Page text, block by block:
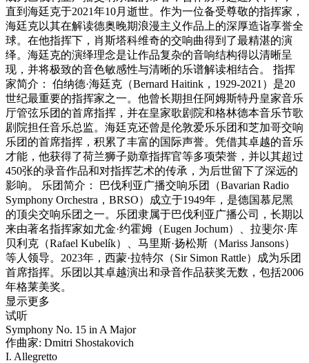
直到海廷克于2021年10月逝世。作为一位备受尊敬的指挥家，
海廷克以其在解读德奥晚期浪漫主义作品上的深厚造诣享誉全
球。在他指挥下，肖斯塔科维奇的交响曲得到了最精湛的演
绎。海廷克的演绎理念是让作品复杂的音响结构得以清晰呈
现，并将极致的音色敏感性与清晰的乐谱解读相结合。 指挥
家简介： 伯纳德·海廷克（Bernard Haitink，1929-2021）是20
世纪最重要的指挥家之一。他曾长期担任阿姆斯特丹皇家音乐
厅管弦乐团的首席指挥，并在皇家歌剧院和格林德本音乐节歌
剧院担任音乐总监。海廷克还曾是伦敦爱乐乐团和芝加哥交响
乐团的首席指挥，积累了丰富的国际声誉。凭借其卓越的音乐
才能，他获得了荷兰狮子勋章指挥官等多项荣誉，并以其超过
450张的录音作品和对指挥艺术的传承，为后世留下了深远的
影响。 乐团简介： 巴伐利亚广播交响乐团（Bavarian Radio
Symphony Orchestra，BRSO）成立于1949年，是德国慕尼黑
的顶尖交响乐团之一。乐团隶属于巴伐利亚广播公司，长期以
来由著名指挥家如尤金·约霍姆（Eugen Jochum）、拉斐尔·库
贝利克（Rafael Kubelík）、马里斯·扬松斯（Mariss Jansons）
等人领导。2023年，西蒙·拉特尔（Sir Simon Rattle）成为乐团
首席指挥。乐团以其卓越演出和录音作品获奖无数，包括2006
年格莱美奖。
显示更多
试听
Symphony No. 15 in A Major
作曲家: Dmitri Shostakovich
I. Allegretto